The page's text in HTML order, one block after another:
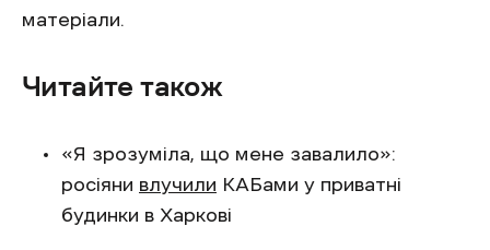
матеріали.
Читайте також
«Я зрозуміла, що мене завалило»:
росіяни влучили КАБами у приватні
будинки в Харкові